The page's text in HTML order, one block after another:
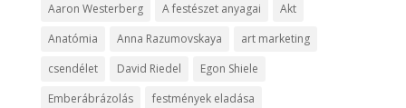
Aaron Westerberg A festészet anyagai
Akt
Anatómia
Anna Razumovskaya
art marketing
csendélet
David Riedel
Egon Shiele
Emberábrázolás
festmények eladása